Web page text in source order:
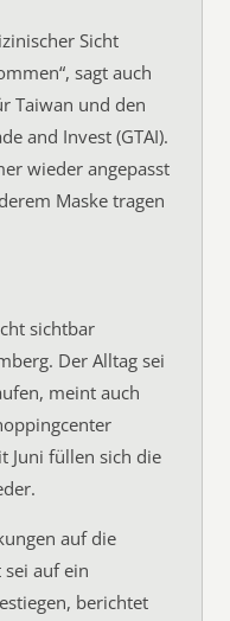
Sicht
sagt auch
Taiwan und den
and Invest (GTAI).
wieder angepasst
Maske tragen
sichtbar
Der Alltag sei
meint auch
Juni füllen sich die
auf die
auf ein
berichtet